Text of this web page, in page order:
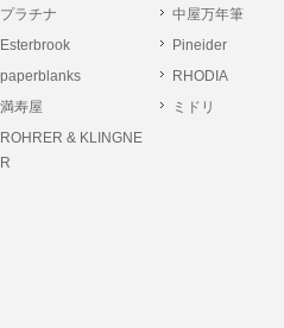
プラチナ
中屋万年筆
Esterbrook
Pineider
paperblanks
RHODIA
満寿屋
ミドリ
ROHRER & KLINGNE
R